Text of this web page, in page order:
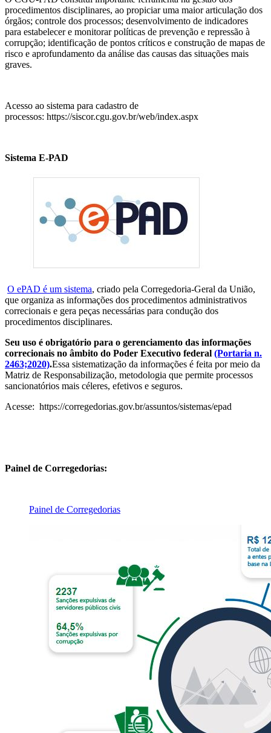
procedimentos disciplinares, ao propiciar uma maior articulação dos
órgãos; controle dos processos; desenvolvimento de indicadores
para estabelecer e monitorar políticas de prevenção e repressão à
corrupção; identificação de pontos críticos e construção de mapas de
risco e aprofundamento da análise das causas das situações mais
graves.
Acesso ao sistema para cadastro de
processos: https://siscor.cgu.gov.br/web/index.aspx
Sistema E-PAD
O ePAD é um sistema, criado pela Corregedoria-Geral da União,
que organiza as informações dos procedimentos administrativos
correcionais e gera peças necessárias para condução dos
procedimentos disciplinares.
Seu uso é obrigatório para o gerenciamento das informações
correcionais no âmbito do Poder Executivo federal (Portaria n.
2463;2020).Essa sistematização da informações é feita por meio da
Matriz de Responsabilização, metodologia que permite processos
sancionatórios mais céleres, efetivos e seguros.
Acesse: https://corregedorias.gov.br/assuntos/sistemas/epad
Painel de Corregedorias:
Painel de Corregedorias